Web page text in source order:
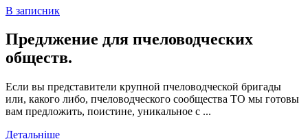
В записник
Предлжение для пчеловодческих
обществ.
Если вы представители крупной пчеловодческой бригады
или, какого либо, пчеловодческого сообщества ТО мы готовы
вам предложить, поистине, уникальное с ...
Детальніше